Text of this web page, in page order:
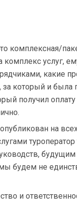
комплексная/
комплекс услуг,
какие
за который и была
получил
опубликован на
туроператор
будем не
и